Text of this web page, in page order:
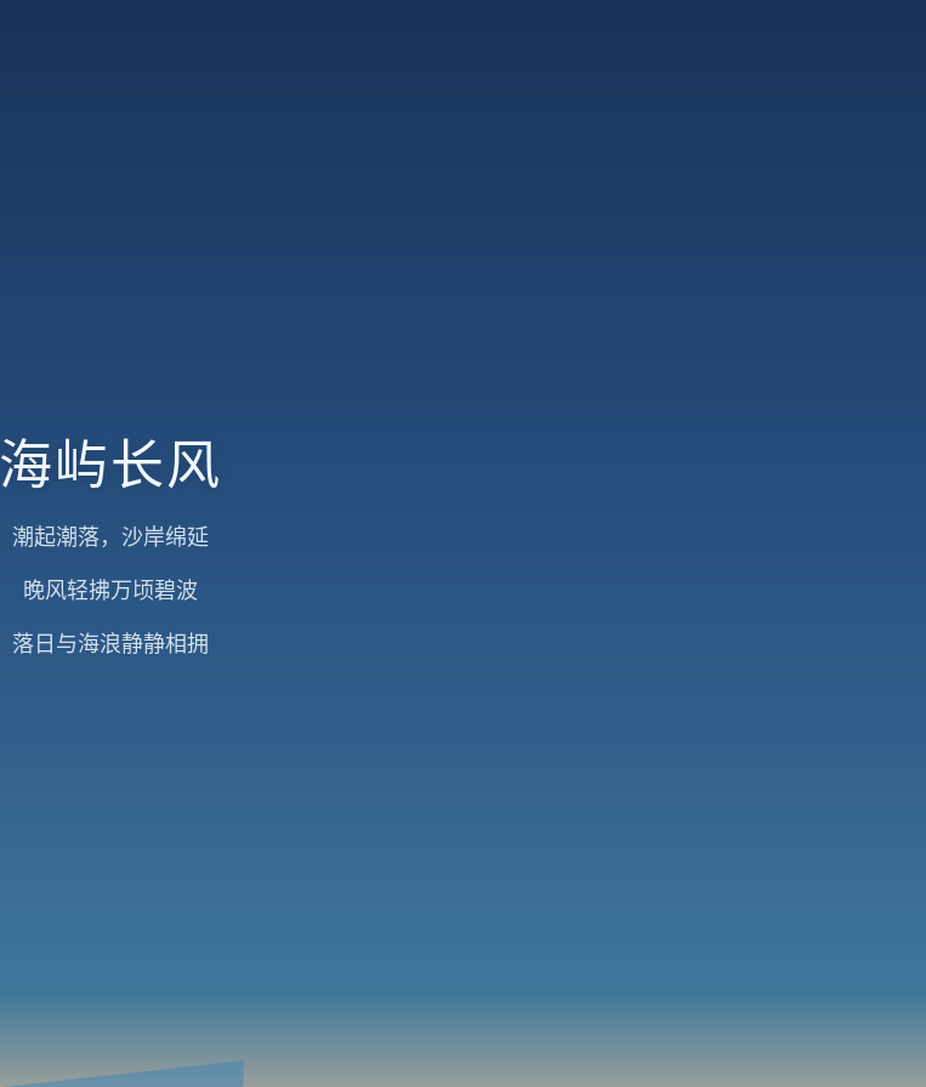
海屿长风
潮起潮落，沙岸绵延
晚风轻拂万顷碧波
落日与海浪静静相拥